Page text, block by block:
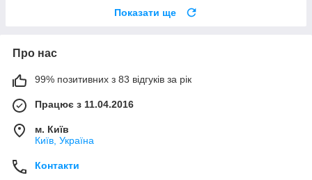
Показати ще
Про нас
99% позитивних з 83 відгуків за рік
Працює з 11.04.2016
м. Київ
Київ, Україна
Контакти